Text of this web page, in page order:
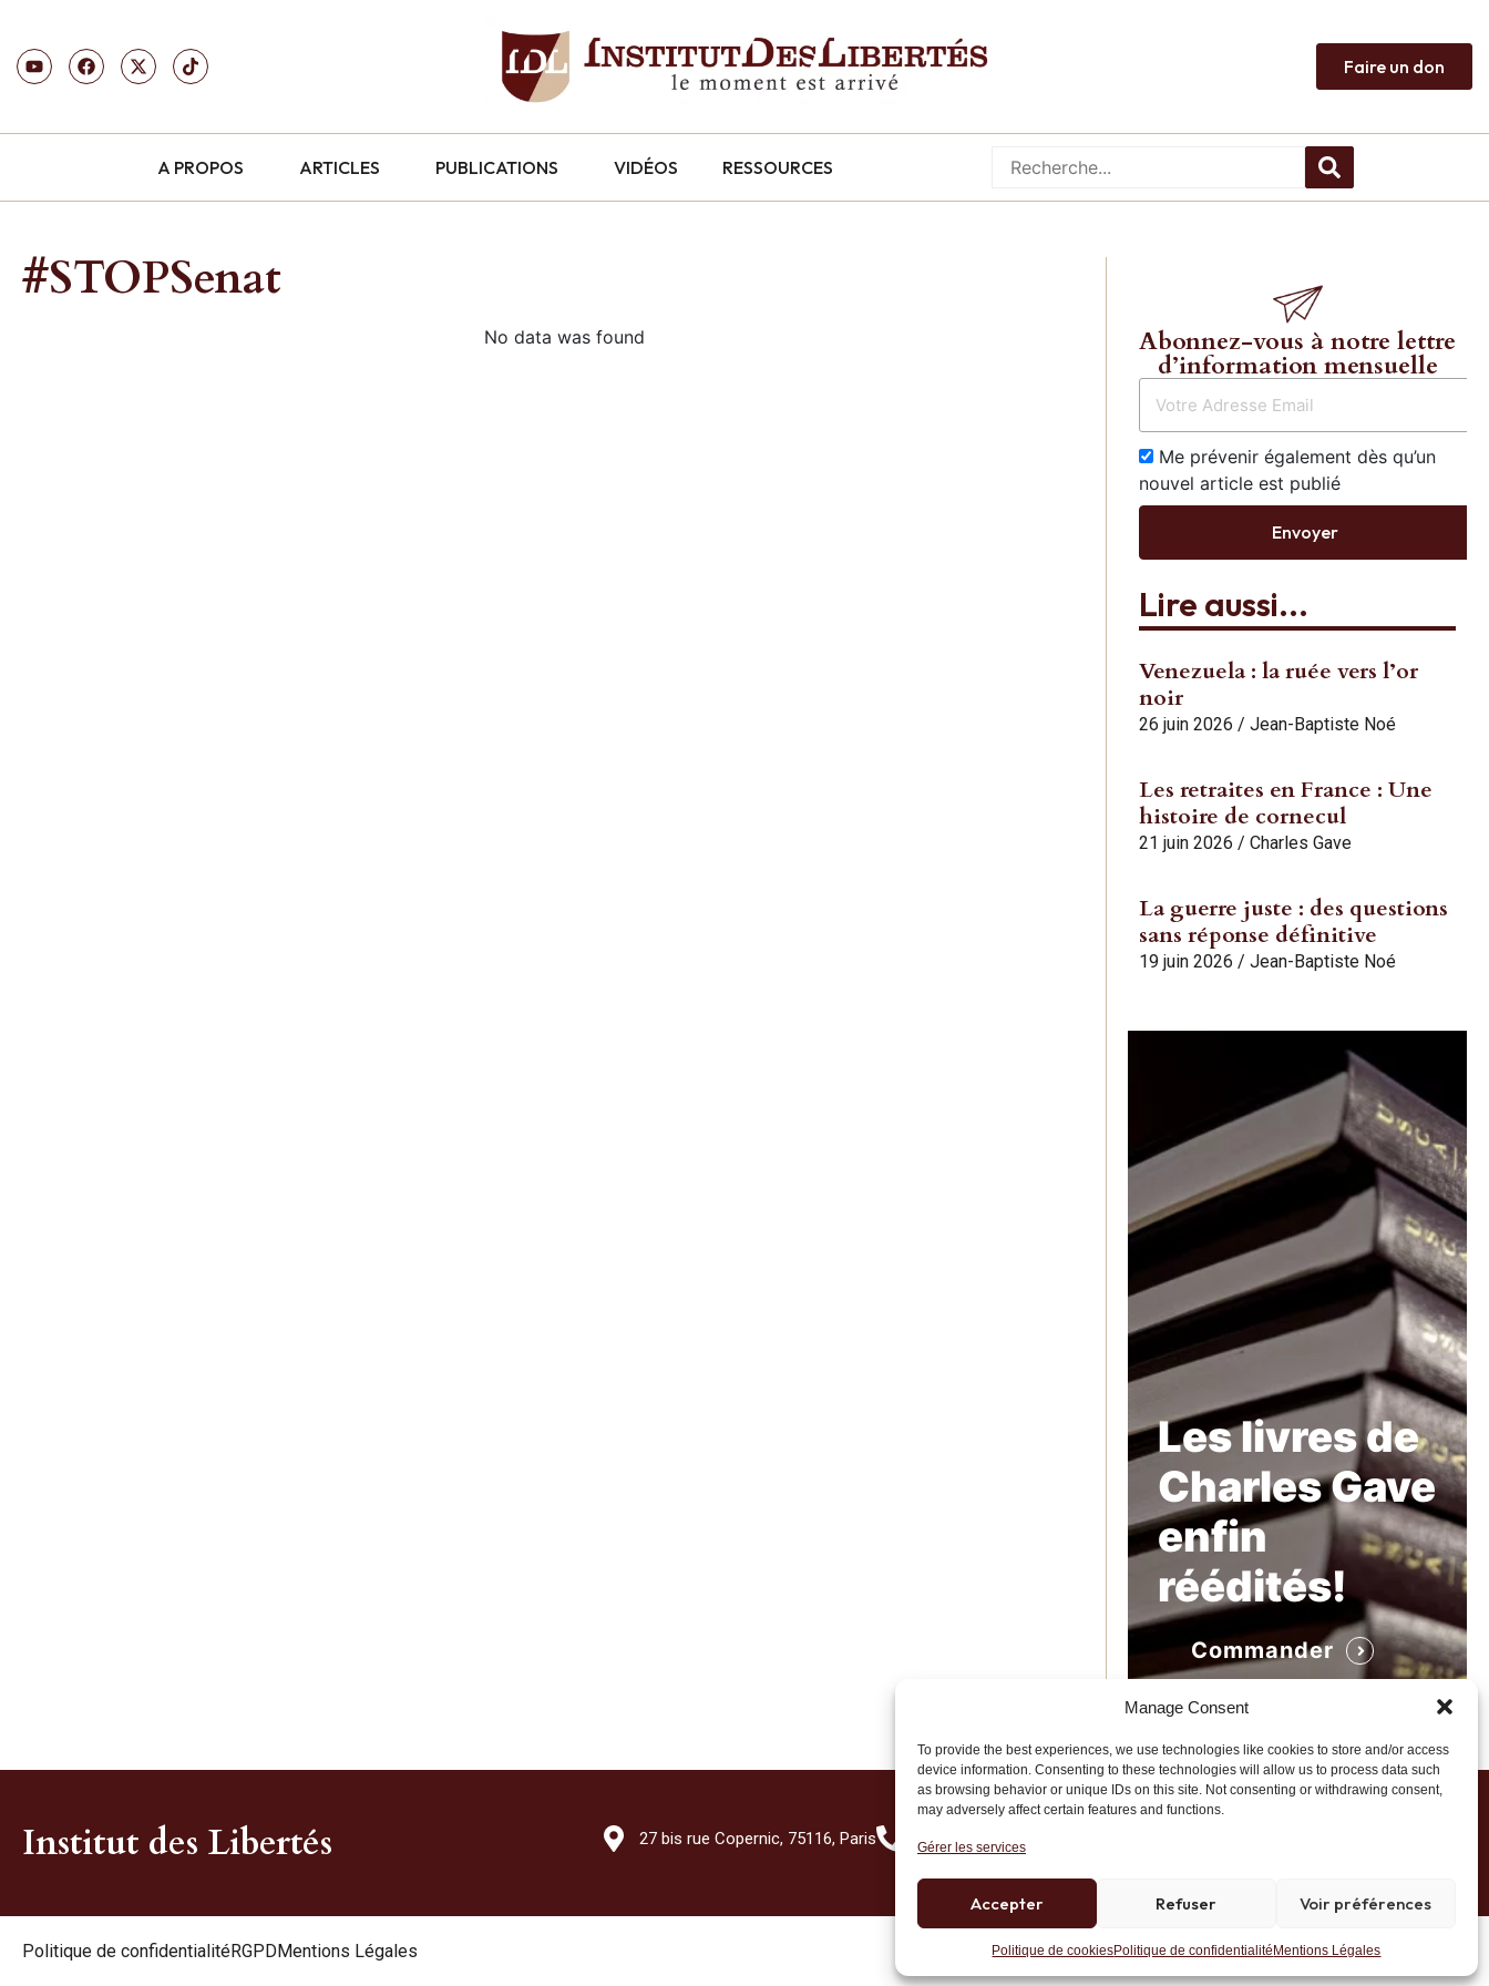
Manage Consent
To provide the best experiences, we use technologies like cookies to store and/or access
device information. Consenting to these technologies will allow us to process data such
as browsing behavior or unique IDs on this site. Not consenting or withdrawing consent,
may adversely affect certain features and functions.
Gérer les services
Accepter Refuser Voir préférences
Politique de cookiesPolitique de confidentialité Mentions Légales
Faire un don
A PROPOS ARTICLES PUBLICATIONS VIDÉOS RESSOURCES
#STOPSenat
No data was found Abonnez-vous à notre lettre
d’information mensuelle
Me prévenir également dès qu’un
nouvel article est publié
Envoyer
Lire aussi...
Venezuela : la ruée vers l’or
noir
26 juin 2026 / Jean-Baptiste Noé
Les retraites en France : Une
histoire de cornecul
21 juin 2026 / Charles Gave
La guerre juste : des questions
sans réponse définitive
19 juin 2026 / Jean-Baptiste Noé
Les livres de
Charles Gave
enfin
réédités!
Commander
Institut des Libertés 27 bis rue Copernic, 75116, Paris +33 (0)1 71 20 45 39
Politique de confidentialitéRGPDMentions Légales Site développé par AK Web Solutions